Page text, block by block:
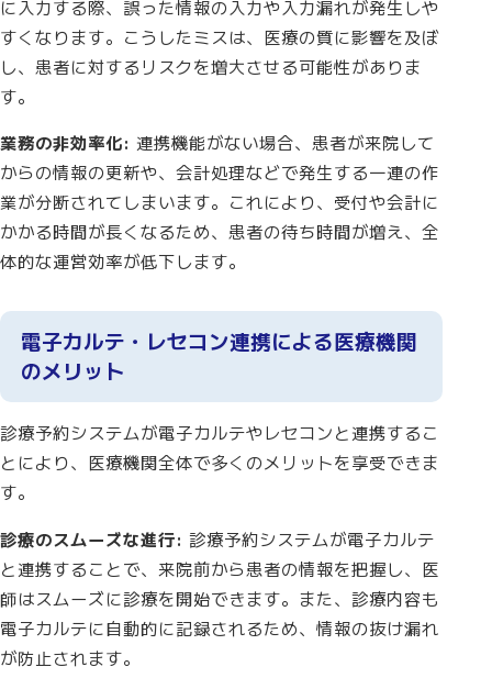
に入力する際、誤った情報の入力や入力漏れが発生しや
すくなります。こうしたミスは、医療の質に影響を及ぼ
し、患者に対するリスクを増大させる可能性がありま
す。
業務の非効率化: 連携機能がない場合、患者が来院して
からの情報の更新や、会計処理などで発生する一連の作
業が分断されてしまいます。これにより、受付や会計に
かかる時間が長くなるため、患者の待ち時間が増え、全
体的な運営効率が低下します。
電子カルテ・レセコン連携による医療機関
のメリット
診療予約システムが電子カルテやレセコンと連携するこ
とにより、医療機関全体で多くのメリットを享受できま
す。
診療のスムーズな進行: 診療予約システムが電子カルテ
と連携することで、来院前から患者の情報を把握し、医
師はスムーズに診療を開始できます。また、診療内容も
電子カルテに自動的に記録されるため、情報の抜け漏れ
が防止されます。